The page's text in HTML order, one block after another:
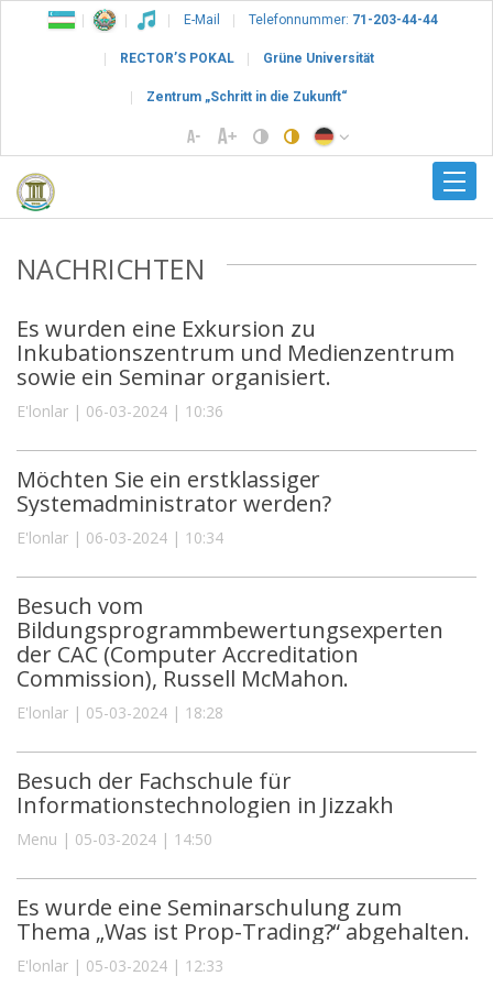
E-Mail Telefonnummer: 71-203-44-44
RECTOR’S POKAL Grüne Universität
Zentrum „Schritt in die Zukunft“
NACHRICHTEN
Es wurden eine Exkursion zu
Inkubationszentrum und Medienzentrum
sowie ein Seminar organisiert.
E'lonlar | 06-03-2024 | 10:36
Möchten Sie ein erstklassiger
Systemadministrator werden?
E'lonlar | 06-03-2024 | 10:34
Besuch vom
Bildungsprogrammbewertungsexperten
der CAC (Computer Accreditation
Commission), Russell McMahon.
E'lonlar | 05-03-2024 | 18:28
Besuch der Fachschule für
Informationstechnologien in Jizzakh
Menu | 05-03-2024 | 14:50
Es wurde eine Seminarschulung zum
Thema „Was ist Prop-Trading?“ abgehalten.
E'lonlar | 05-03-2024 | 12:33